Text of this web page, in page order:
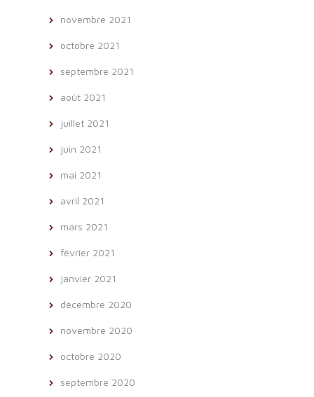
novembre 2021
octobre 2021
septembre 2021
août 2021
juillet 2021
juin 2021
mai 2021
avril 2021
mars 2021
février 2021
janvier 2021
décembre 2020
novembre 2020
octobre 2020
septembre 2020